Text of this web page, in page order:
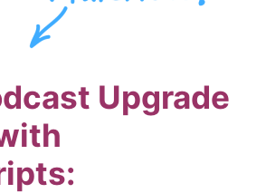
Upgrade